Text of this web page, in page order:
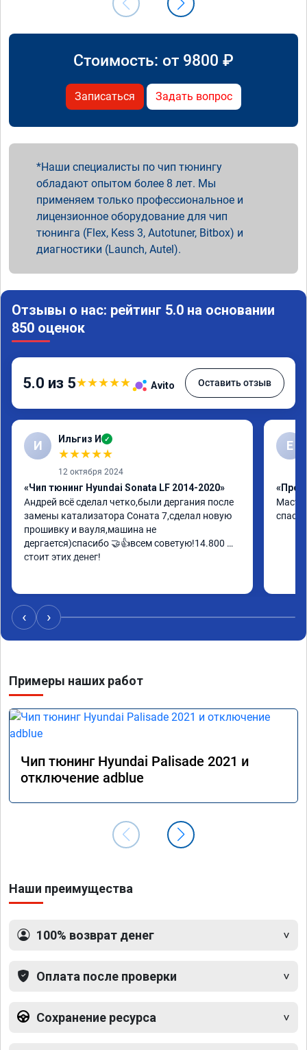
Стоимость: от 9800 ₽
Записаться Задать вопрос
Наши специалисты по чип тюнингу
обладают опытом более 8 лет. Мы
применяем только профессиональное и
лицензионное оборудование для чип
тюнинга (Flex, Kess 3, Autotuner, Bitbox) и
диагностики (Launch, Autel).
Отзывы о нас: рейтинг 5.0 на основании
850 оценок
5.0 из 5★★★★★ Avito Оставить отзыв
И Ильгиз И ✓
★★★★★
12 октября 2024
«Чип тюнинг Hyundai Sonata LF 2014-2020»
Андрей всё сделал четко,были дергания после
замены катализатора Соната 7,сделал новую
прошивку и вауля,машина не
дергается)спасибо 🤝👍всем советую!14.800
стоит этих денег!
Е
‹ ›
Примеры наших работ
Чип тюнинг Hyundai Palisade 2021 и
отключение adblue
Наши преимущества
100% возврат денег
Оплата после проверки
Сохранение ресурса